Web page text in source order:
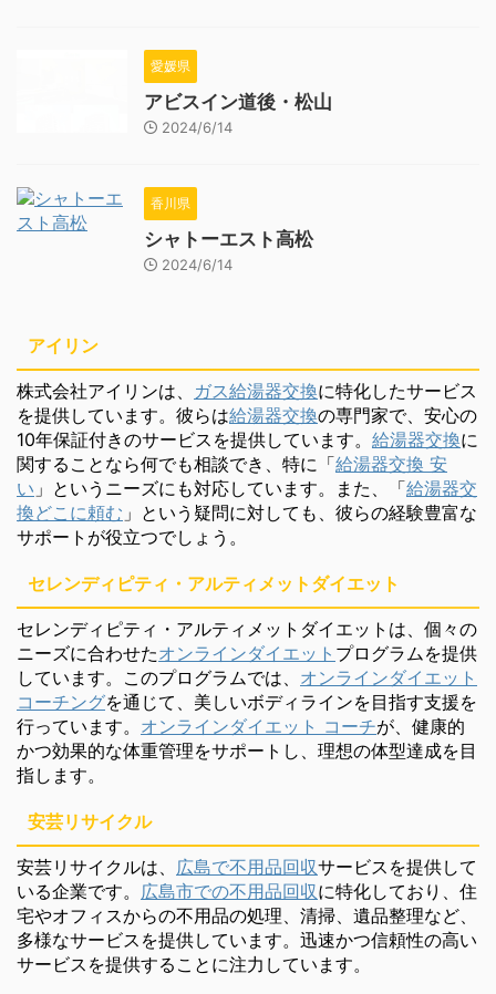
愛媛県
アビスイン道後・松山
2024/6/14
香川県
シャトーエスト高松
2024/6/14
アイリン
株式会社アイリンは、 ガス給湯器交換に特化したサービス
を提供しています。彼らは給湯器交換の専門家で、安心の
10年保証付きのサービスを提供しています。 給湯器交換に
関することなら何でも相談でき、特に「給湯器交換 安
い 」というニーズにも対応しています。また、「給湯器交
換どこに頼む 」という疑問に対しても、彼らの経験豊富な
サポートが役立つでしょう。
セレンディピティ・アルティメットダイエット
セレンディピティ・アルティメットダイエットは、個々の
ニーズに合わせたオンラインダイエット プログラムを提供
しています。このプログラムでは、 オンラインダイエット
コーチングを通じて、美しいボディラインを目指す支援を
行っています。 オンラインダイエット コーチが、健康的
かつ効果的な体重管理をサポートし、理想の体型達成を目
指します。
安芸リサイクル
安芸リサイクルは、 広島で不用品回収サービスを提供して
いる企業です。 広島市での不用品回収に特化しており、住
宅やオフィスからの不用品の処理、清掃、遺品整理など、
多様なサービスを提供しています。迅速かつ信頼性の高い
サービスを提供することに注力しています。